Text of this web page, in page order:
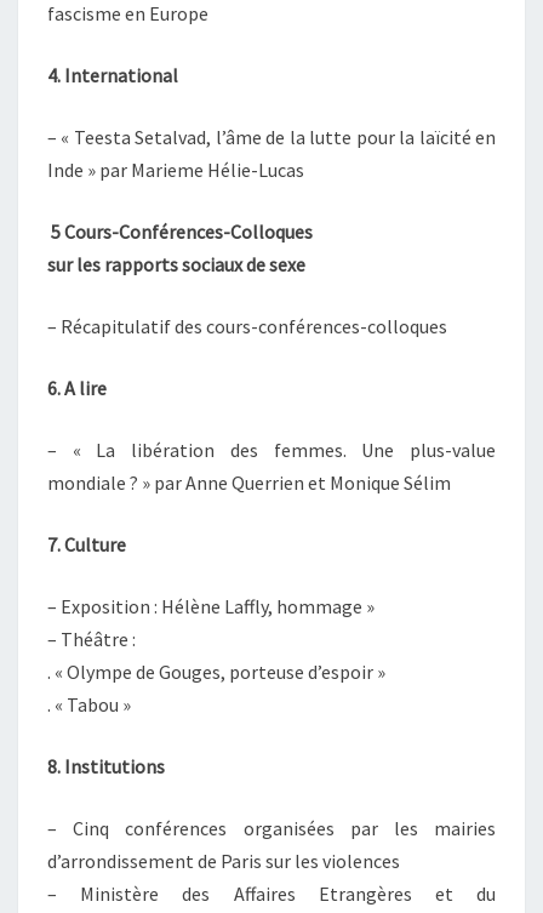
fascisme en Europe
4. International
– « Teesta Setalvad, l’âme de la lutte pour la laïcité en
Inde » par Marieme Hélie-Lucas
5 Cours-Conférences-Colloques
sur les rapports sociaux de sexe
– Récapitulatif des cours-conférences-colloques
6. A lire
– « La libération des femmes. Une plus-value
mondiale ? » par Anne Querrien et Monique Sélim
7. Culture
– Exposition : Hélène Laffly, hommage »
– Théâtre :
. « Olympe de Gouges, porteuse d’espoir »
. « Tabou »
8. Institutions
– Cinq conférences organisées par les mairies
d’arrondissement de Paris sur les violences
– Ministère des Affaires Etrangères et du